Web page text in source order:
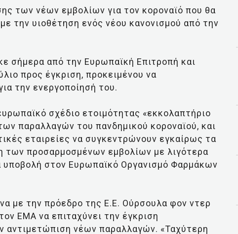
των νέων εμβολίων για τον κοροναϊό που θα
την υιοθέτηση ενός νέου κανονισμού από την
σήμερα από την Ευρωπαϊκή Επιτροπή και
προς έγκριση, προκειμένου να
την ενεργοποίησή του.
σχέδιο ετοιμότητας «εκκολαπτήριο
παραλλαγών του πανδημικού κοροναϊού, και
εταιρείες να συγκεντρώνουν εγκαίρως τα
των προσαρμοσμένων εμβολίων με λιγότερα
υποβολή στον Ευρωπαϊκό Οργανισμό Φαρμάκων
με την πρόεδρο της Ε.Ε. Ούρσουλα φον ντερ
ΕΜΑ να επιταχύνει την έγκριση
αντιμετώπιση νέων παραλλαγών. «Ταχύτερη